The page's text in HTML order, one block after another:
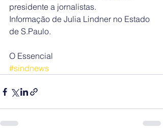
presidente a jornalistas.
Informação de Julia Lindner no Estado
de S.Paulo.
O Essencial
#sindnews